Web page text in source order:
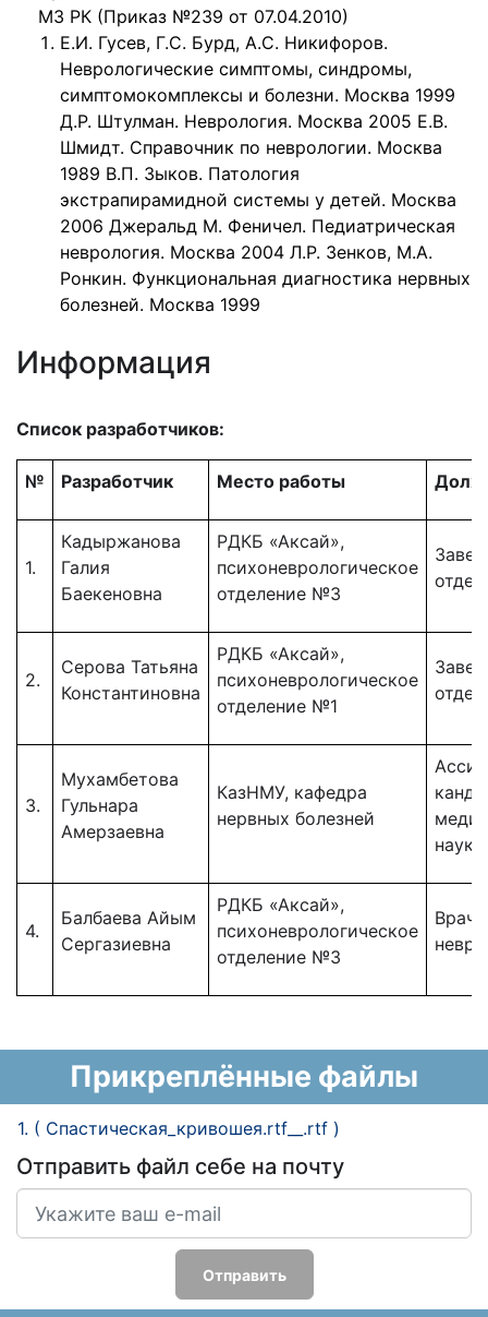
МЗ РК (Приказ №239 от 07.04.2010)
Е.И. Гусев, Г.С. Бурд, А.С. Никифоров.
Неврологические симптомы, синдромы,
симптомокомплексы и болезни. Москва 1999
Д.Р. Штулман. Неврология. Москва 2005 Е.В.
Шмидт. Справочник по неврологии. Москва
1989 В.П. Зыков. Патология
экстрапирамидной системы у детей. Москва
2006 Джеральд М. Феничел. Педиатрическая
неврология. Москва 2004 Л.Р. Зенков, М.А.
Ронкин. Функциональная диагностика нервных
болезней. Москва 1999
Информация
Список разработчиков:
№ Разработчик Место работы
1.
Кадыржанова
Галия
Баекеновна
РДКБ «Аксай»,
психоневрологическое
отделение №3
2.
Серова Татьяна
Константиновна
РДКБ «Аксай»,
психоневрологическое
отделение №1
3.
Мухамбетова
Гульнара
Амерзаевна
КазНМУ, кафедра
нервных болезней
наук
4.
Балбаева Айым
Сергазиевна
РДКБ «Аксай»,
психоневрологическое
отделение №3
Врач-
Прикреплённые файлы
1. ( Спастическая_кривошея.rtf__.rtf )
Отправить файл себе на почту
Отправить